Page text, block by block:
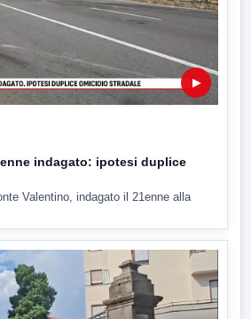
▶
indagato: ipotesi duplice
Valentino, indagato il 21enne alla